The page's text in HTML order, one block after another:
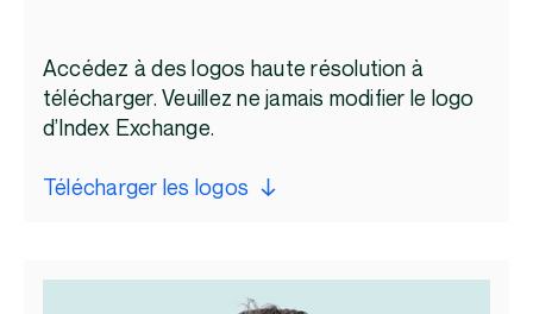
Accédez à des logos haute résolution à
télécharger. Veuillez ne jamais modifier le logo
d’Index Exchange.
Télécharger les logos